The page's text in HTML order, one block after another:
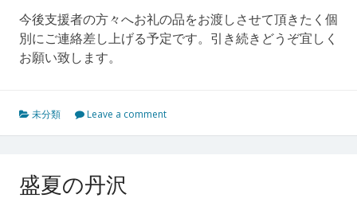
今後支援者の方々へお礼の品をお渡しさせて頂きたく個
別にご連絡差し上げる予定です。引き続きどうぞ宜しく
お願い致します。
未分類 Leave a comment
盛夏の丹沢